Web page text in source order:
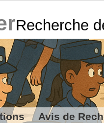
Recherche
Avis de